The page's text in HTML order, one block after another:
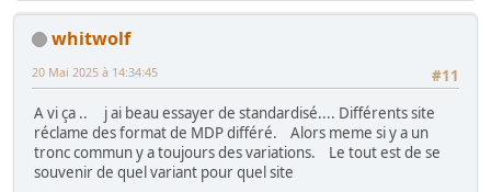
whitwolf
#11
20 Mai 2025 à 14:34:45
A vi ça .. j ai beau essayer de standardisé.... Différents site
réclame des format de MDP différé. Alors meme si y a un
tronc commun y a toujours des variations. Le tout est de se
souvenir de quel variant pour quel site